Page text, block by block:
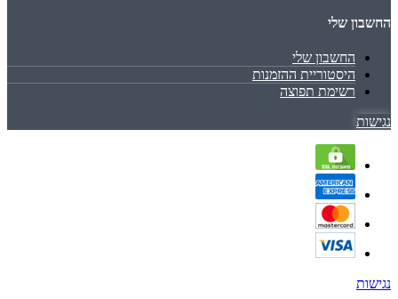
החשבון שלי
החשבון שלי
היסטוריית ההזמנות
רשימת תפוצה
נגישות
נגישות